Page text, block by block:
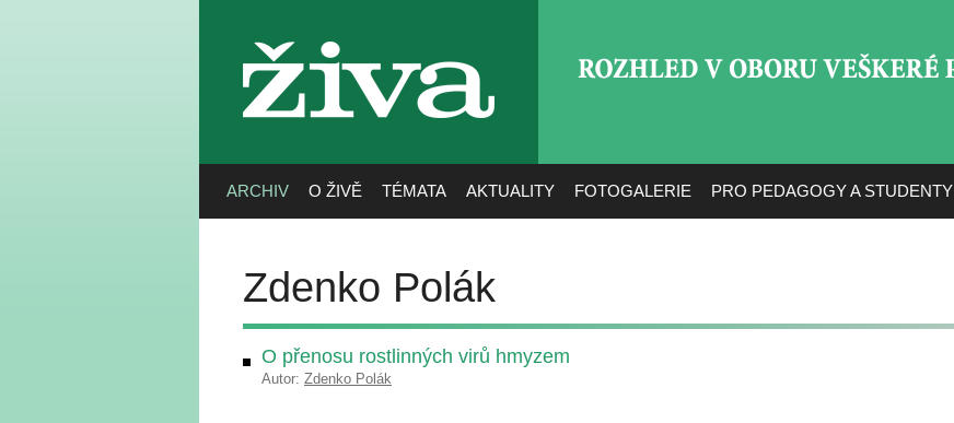
živa
ARCHIV O ŽIVĚ TÉMATA AKTUALITY FOTOGALERIE PRO PEDAGOGY A STUDENTY
Zdenko Polák
O přenosu rostlinných virů hmyzem
Autor: Zdenko Polák